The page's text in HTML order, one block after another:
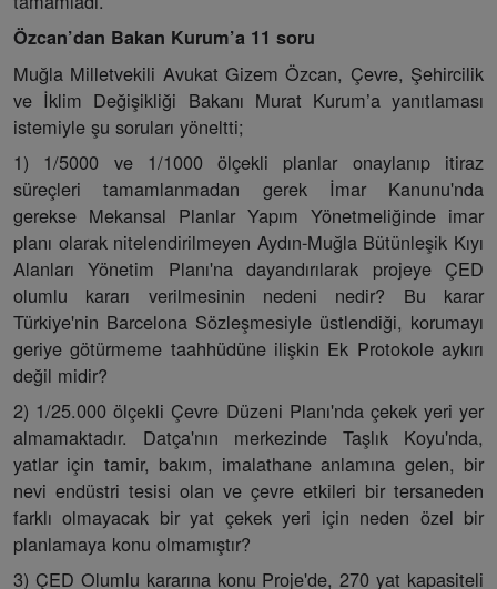
Özcan’dan Bakan Kurum’a 11 soru
Muğla Milletvekili Avukat Gizem Özcan, Çevre, Şehircilik
ve İklim Değişikliği Bakanı Murat Kurum’a yanıtlaması
istemiyle şu soruları yöneltti;
1) 1/5000 ve 1/1000 ölçekli planlar onaylanıp itiraz
süreçleri tamamlanmadan gerek İmar Kanunu'nda
gerekse Mekansal Planlar Yapım Yönetmeliğinde imar
planı olarak nitelendirilmeyen Aydın-Muğla Bütünleşik Kıyı
Alanları Yönetim Planı'na dayandırılarak projeye ÇED
olumlu kararı verilmesinin nedeni nedir? Bu karar
Türkiye'nin Barcelona Sözleşmesiyle üstlendiği, korumayı
geriye götürmeme taahhüdüne ilişkin Ek Protokole aykırı
değil midir?
2) 1/25.000 ölçekli Çevre Düzeni Planı'nda çekek yeri yer
almamaktadır. Datça'nın merkezinde Taşlık Koyu'nda,
yatlar için tamir, bakım, imalathane anlamına gelen, bir
nevi endüstri tesisi olan ve çevre etkileri bir tersaneden
farklı olmayacak bir yat çekek yeri için neden özel bir
planlamaya konu olmamıştır?
3) ÇED Olumlu kararına konu Proje'de, 270 yat kapasiteli